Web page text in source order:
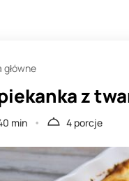
główne
z
min 4 porcje